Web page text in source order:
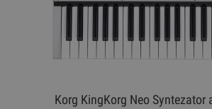
Korg KingKorg Neo Syntezator